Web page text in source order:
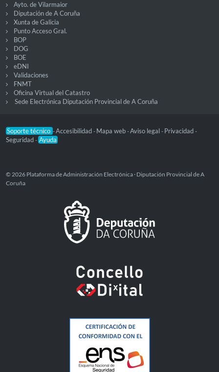
Ayto. de Vilarmaior
Diputación de A Coruña
Xunta de Galicia
Punto Acceso Gral.
BOP
DOG
BOE
eDNI
Validaciones
FNMT
Oficina Virtual del Catastro
Sede Electrónica Diputación Provincial de A Coruña
Soporte técnico -Accesibilidad - Mapa web -Aviso legal - Privacidad -
Seguridad - Ayuda
© 2026 Plataforma de Administración Electrónica · Diputación Provincial de A
Coruña